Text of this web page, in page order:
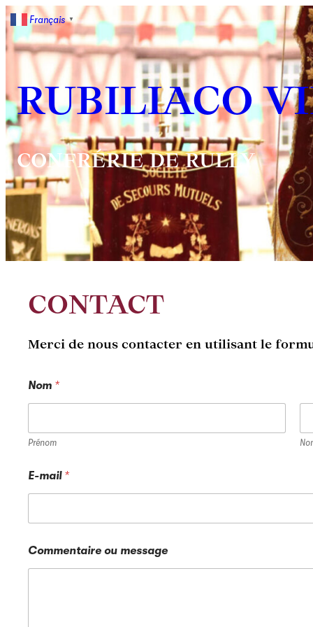
RUBILIACO
CONFRÉRIE DE RULLY
CONTACT
Merci de nous contacter en utilisant le
Nom *
Prénom
E-mail *
o
m
Commentaire ou message
Français ▼